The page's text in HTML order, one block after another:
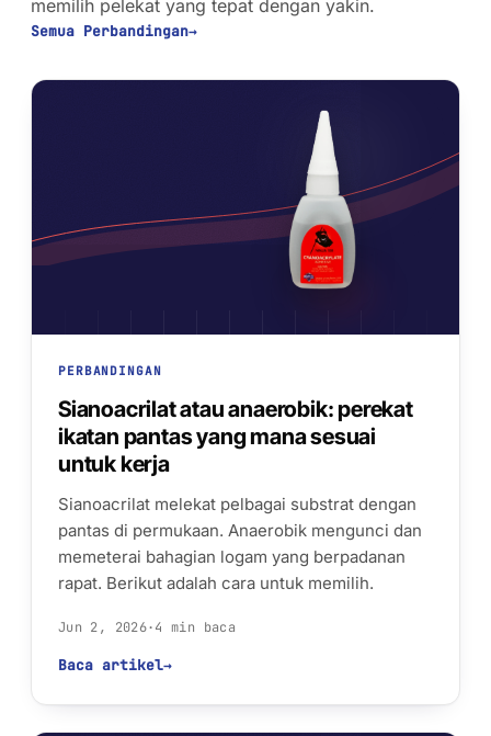
Pita Busa Akrilik
kaca
memilih pelekat yang tepat dengan yakin.
Semua Perbandingan→
PERBANDINGAN
Sianoacrilat atau anaerobik: perekat
ikatan pantas yang mana sesuai
untuk kerja
Sianoacrilat melekat pelbagai substrat dengan
pantas di permukaan. Anaerobik mengunci dan
memeterai bahagian logam yang berpadanan
rapat. Berikut adalah cara untuk memilih.
Jun 2, 2026·4 min baca
Baca artikel→